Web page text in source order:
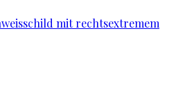
mit rechtsextremem